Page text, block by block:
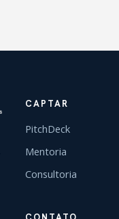
CAPTAR
PitchDeck
Mentoria
Consultoria